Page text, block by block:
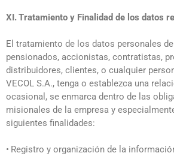
XI.Tratamiento y Finalidad de los datos
El tratamiento de los datos personales
pensionados, accionistas, contratistas,
distribuidores, clientes, o cualquier
VECOL S.A., tenga o establezca una
ocasional, se enmarca dentro de las
misionales de la empresa y
siguientes finalidades:
• Registro y organización de la